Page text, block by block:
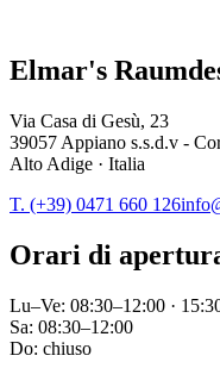
Elmar's
Via Casa di Gesù, 23
39057 Appiano s.s.d.v -
Alto Adige · Italia
T. (+39) 0471 660 126
Orari di
Lu–Ve: 08:30–12:00 ·
Sa: 08:30–12:00
Do: chiuso